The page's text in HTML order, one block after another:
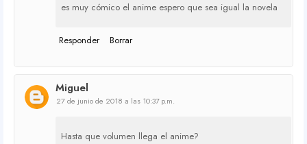
es muy cómico el anime espero que sea igual la novela
Responder Borrar
Miguel
27 de junio de 2018 a las 10:37 p.m.
Hasta que volumen llega el anime?